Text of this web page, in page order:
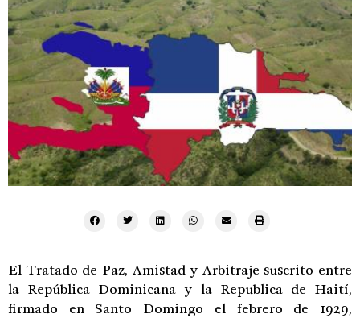
El Tratado de Paz, Amistad y Arbitraje suscrito entre
la República Dominicana y la Republica de Haití,
firmado en Santo Domingo el febrero de 1929,